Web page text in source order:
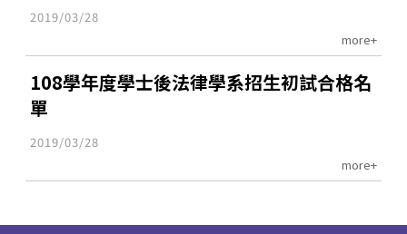
2019/03/28
more+
108學年度學士後法律學系招生初試合格名
單
2019/03/28
more+